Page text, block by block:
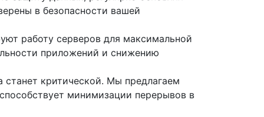
в безопасности вашей
работу серверов для максимальной
приложений и снижению
критической. Мы предлагаем
минимизации перерывов в